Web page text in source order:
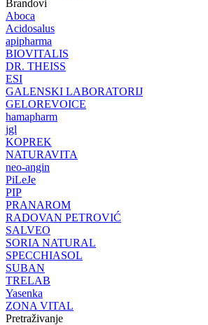
Brandovi
Aboca
Acidosalus
apipharma
BIOVITALIS
DR. THEISS
ESI
GALENSKI LABORATORIJ
GELOREVOICE
hamapharm
jgl
KOPREK
NATURAVITA
neo-angin
PiLeJe
PIP
PRANAROM
RADOVAN PETROVIĆ
SALVEO
SORIA NATURAL
SPECCHIASOL
SUBAN
TRELAB
Yasenka
ZONA VITAL
Pretraživanje